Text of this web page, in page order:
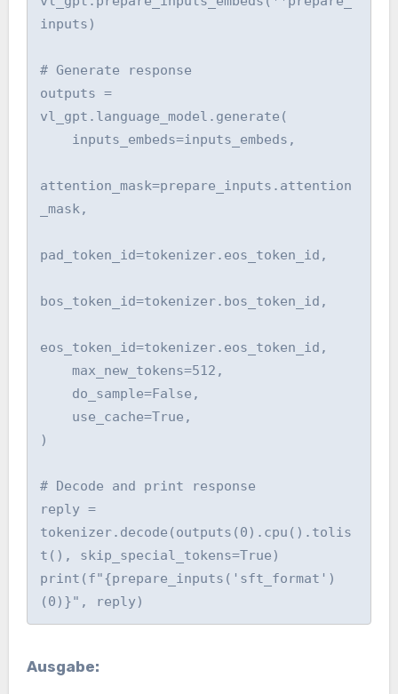
inputs)
# Generate response
outputs =
vl_gpt.language_model.generate(
attention_mask=prepare_inputs.attention
_mask,
pad_token_id=tokenizer.eos_token_id,
bos_token_id=tokenizer.bos_token_id,
eos_token_id=tokenizer.eos_token_id,
)
# Decode and print response
reply =
tokenizer.decode(outputs(0).cpu().tolis
t(), skip_special_tokens=True)
print(f"{prepare_inputs('sft_format')
(0)}", reply)
Ausgabe: